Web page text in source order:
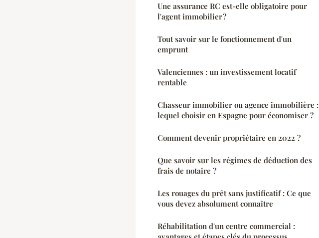
Une assurance RC est-elle obligatoire pour
l'agent immobilier ?
Tout savoir sur le fonctionnement d'un
emprunt
Valenciennes : un investissement locatif
rentable
Chasseur immobilier ou agence immobilière :
lequel choisir en Espagne pour économiser ?
Comment devenir propriétaire en 2022 ?
Que savoir sur les régimes de déduction des
frais de notaire ?
Les rouages du prêt sans justificatif : Ce que
vous devez absolument connaître
Réhabilitation d'un centre commercial :